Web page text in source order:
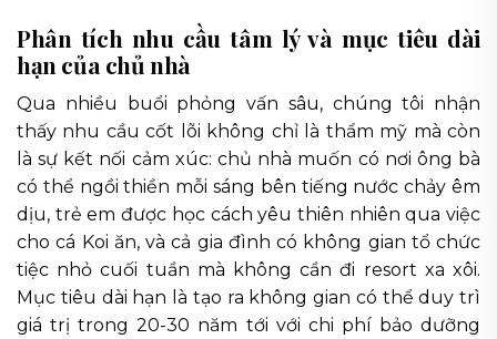
Phân tích nhu cầu tâm lý và mục tiêu dài
hạn của chủ nhà
Qua nhiều buổi phỏng vấn sâu, chúng tôi nhận
thấy nhu cầu cốt lõi không chỉ là thẩm mỹ mà còn
là sự kết nối cảm xúc: chủ nhà muốn có nơi ông bà
có thể ngồi thiền mỗi sáng bên tiếng nước chảy êm
dịu, trẻ em được học cách yêu thiên nhiên qua việc
cho cá Koi ăn, và cả gia đình có không gian tổ chức
tiệc nhỏ cuối tuần mà không cần đi resort xa xôi.
Mục tiêu dài hạn là tạo ra không gian có thể duy trì
giá trị trong 20-30 năm tới với chi phí bảo dưỡng